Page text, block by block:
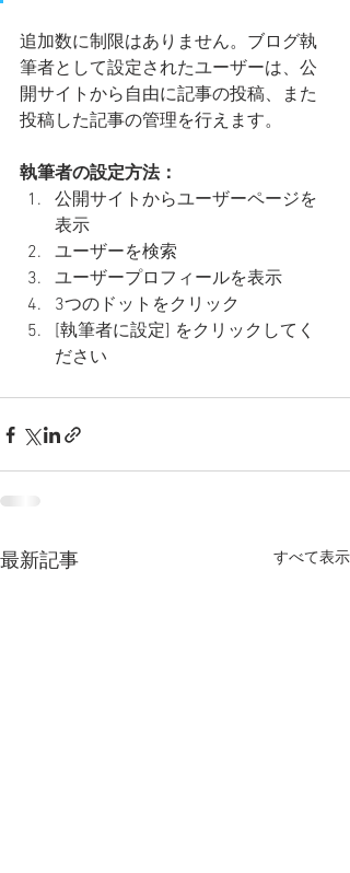
追加数に制限はありません。ブログ執
筆者として設定されたユーザーは、公
開サイトから自由に記事の投稿、また
投稿した記事の管理を行えます。
執筆者の設定方法：
公開サイトからユーザーページを
表示
ユーザーを検索
ユーザープロフィールを表示
3つのドットをクリック
[執筆者に設定] をクリックしてく
ださい
最新記事 すべて表示